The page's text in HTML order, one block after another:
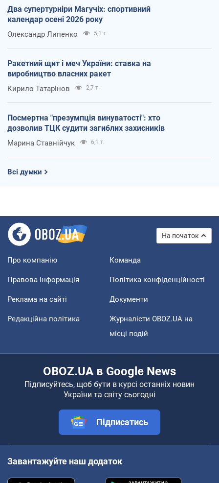
Два супертурніри Магучіх: спортивний
календар осені 2026 року
Олександр Липенко 5,1 т.
Ракетний щит і меч України: ставка на
виробництво власних ракет
Кирило Татарінов 2,7 т.
Посмертна "презумпція винуватості": хто
дозволив ТЦК судити загиблих захисників
Марина Ставнійчук 6,1 т.
Всі думки
На початок
Про компанію Команда
Правова інформація Політика конфіденційності
Реклама на сайті Документи
Редакційна політика
Журналісти OBOZ.UA на
місці подій
OBOZ.UA в Google News
Підписуйтесь, щоб бути в курсі останніх новин
України та світу сьогодні
Підписатись
Завантажуйте наш додаток